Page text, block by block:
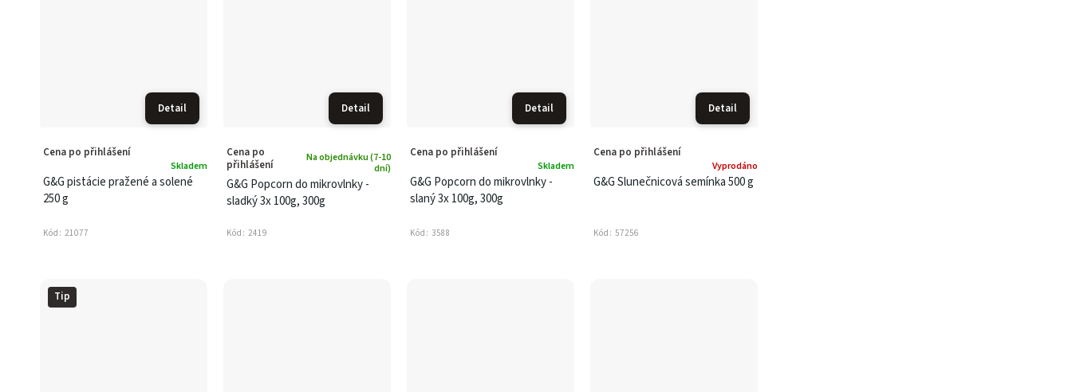
Detail
G&G pistácie pražené a solené
250 g
Skladem
Cena po přihlášení
Kód: 21077
Detail
G&G Popcorn do mikrovlnky -
sladký 3x 100g, 300g
Na objednávku (7-10
dní)
Cena po
přihlášení
Kód: 2419
Detail
G&G Popcorn do mikrovlnky -
slaný 3x 100g, 300g
Skladem
Cena po přihlášení
Kód: 3588
Detail
G&G Slunečnicová semínka 500 g
Vyprodáno
Cena po přihlášení
Kód: 57256
Tip